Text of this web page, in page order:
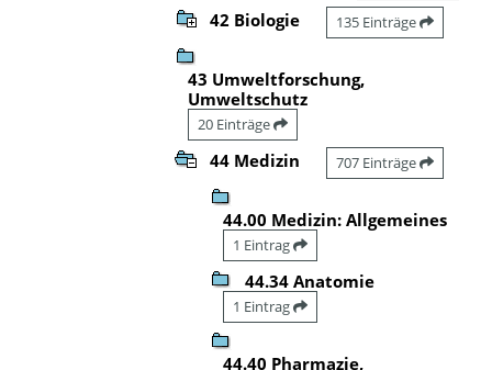
42 Biologie 135 Einträge
43 Umweltforschung,
Umweltschutz
20 Einträge
44 Medizin 707 Einträge
44.00 Medizin: Allgemeines
1 Eintrag
44.34 Anatomie
1 Eintrag
44.40 Pharmazie,